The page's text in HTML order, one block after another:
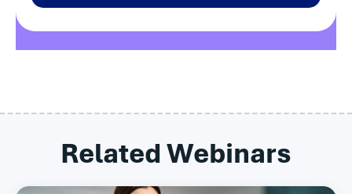
Related Webinars